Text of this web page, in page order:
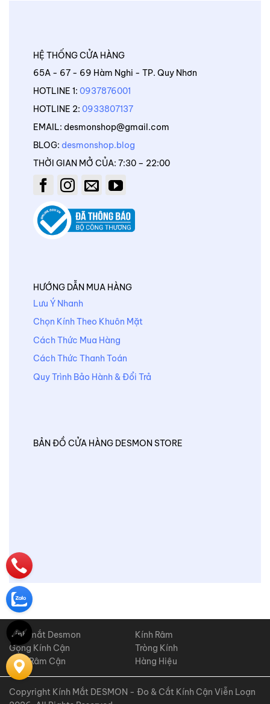
HỆ THỐNG CỬA HÀNG
65A - 67 - 69 Hàm Nghi - TP. Quy Nhơn
HOTLINE 1: 0937876001
HOTLINE 2: 0933807137
EMAIL: desmonshop@gmail.com
BLOG: desmonshop.blog
THỜI GIAN MỞ CỦA: 7:30 – 22:00
HƯỚNG DẪN MUA HÀNG
Lưu Ý Nhanh
Chọn Kính Theo Khuôn Mặt
Cách Thức Mua Hàng
Cách Thức Thanh Toán
Quy Trình Bảo Hành & Đổi Trả
BẢN ĐỒ CỬA HÀNG DESMON STORE
Kính mắt Desmon
Kính Râm
Gọng Kính Cận
Tròng Kính
Kính Râm Cận
Hàng Hiệu
Copyright Kính Mắt DESMON - Đo & Cắt Kính Cận Viễn Loạn